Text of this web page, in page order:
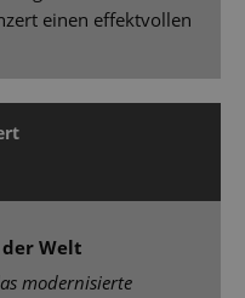
einen effektvollen
der Welt
modernisierte